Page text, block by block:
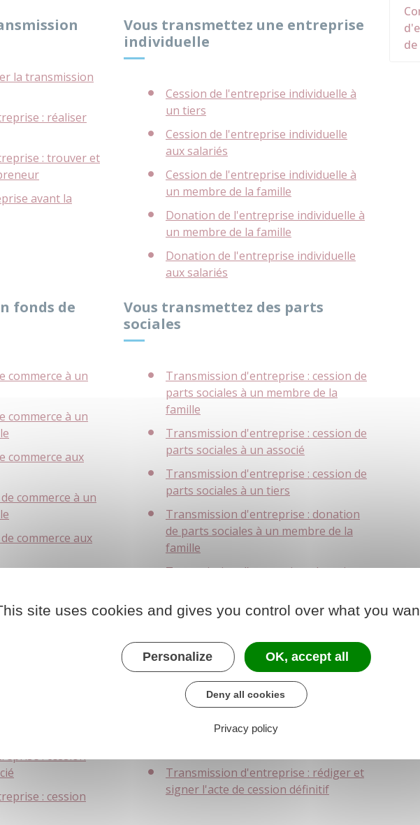
la transmission
: réaliser
: trouver et
avant la
Vous transmettez une entreprise
individuelle
Cession de l'entreprise individuelle à
un tiers
Cession de l'entreprise individuelle
aux salariés
Cession de l'entreprise individuelle à
un membre de la famille
Donation de l'entreprise individuelle à
un membre de la famille
Donation de l'entreprise individuelle
aux salariés
fonds de
commerce à un
commerce à un
commerce aux
commerce à un
commerce aux
Vous transmettez des parts
sociales
Transmission d'entreprise : cession de
parts sociales à un membre de la
famille
Transmission d'entreprise : cession de
parts sociales à un associé
Transmission d'entreprise : cession de
parts sociales à un tiers
Transmission d'entreprise : donation
de parts sociales à un membre de la
famille
Transmission d'entreprise : donation
Transmission d'entreprise : donation
actions
: cession
de la famille
: cession
: cession
Vous finalisez la transmission
et rédiger le protocole d'accord avec le
Transmission d'entreprise : rédiger et
signer l'acte de cession définitif
site uses cookies and gives you control over what you
Personalize OK, accept all
Deny all cookies
Privacy policy